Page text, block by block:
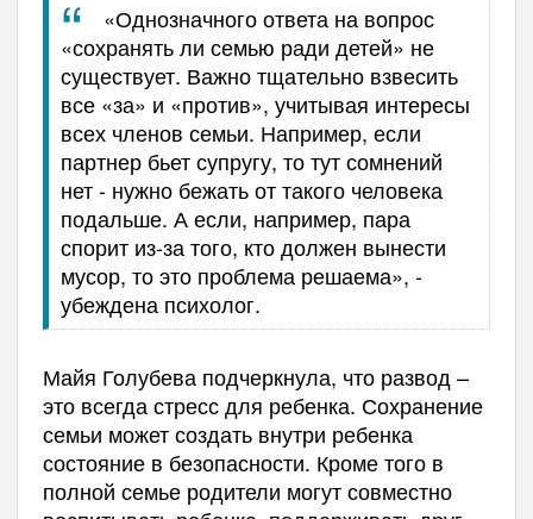
«Однозначного ответа на вопрос
«сохранять ли семью ради детей» не
существует. Важно тщательно взвесить
все «за» и «против», учитывая интересы
всех членов семьи. Например, если
партнер бьет супругу, то тут сомнений
нет - нужно бежать от такого человека
подальше. А если, например, пара
спорит из-за того, кто должен вынести
мусор, то это проблема решаема», -
убеждена психолог.
Майя Голубева подчеркнула, что развод –
это всегда стресс для ребенка. Сохранение
семьи может создать внутри ребенка
состояние в безопасности. Кроме того в
полной семье родители могут совместно